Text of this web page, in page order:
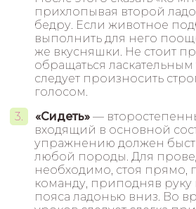
прихлопывая второй
бедру. Если животное
выполнить для него
же вкусняшки. Не стоит
обращаться
следует произносить
голосом.
«Сидеть»—
входящий в основной
упражнению должен
любой породы. Для
необходимо, стоя прямо,
команду, приподняв
пояса ладонью вниз. Во